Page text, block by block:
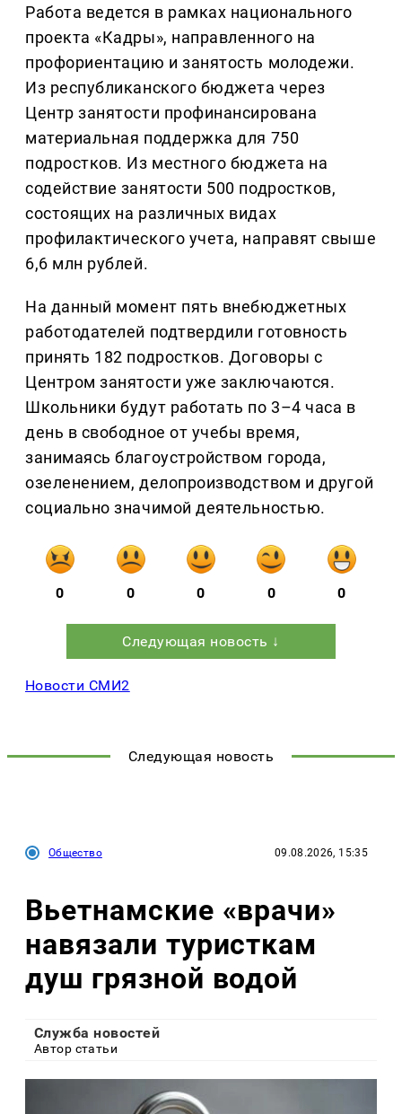
Работа ведется в рамках национального
проекта «Кадры», направленного на
профориентацию и занятость молодежи.
Из республиканского бюджета через
Центр занятости профинансирована
материальная поддержка для 750
подростков. Из местного бюджета на
содействие занятости 500 подростков,
состоящих на различных видах
профилактического учета, направят свыше
6,6 млн рублей.
На данный момент пять внебюджетных
работодателей подтвердили готовность
принять 182 подростков. Договоры с
Центром занятости уже заключаются.
Школьники будут работать по 3–4 часа в
день в свободное от учебы время,
занимаясь благоустройством города,
озеленением, делопроизводством и другой
социально значимой деятельностью.
0 0 0 0 0
Следующая новость ↓
Новости СМИ2
Следующая новость
Общество 09.08.2026, 15:35
Вьетнамские «врачи»
навязали туристкам
душ грязной водой
Служба новостей
Автор статьи